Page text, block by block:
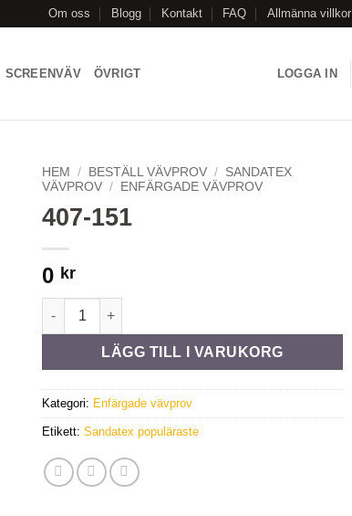
Om oss Blogg Kontakt FAQ Allmänna villkor
SCREENVÄV ÖVRIGT LOGGA IN
HEM / BESTÄLL VÄVPROV / SANDATEX
VÄVPROV / ENFÄRGADE VÄVPROV
407-151
0 kr
407-151 mängd
LÄGG TILL I VARUKORG
Kategori: Enfärgade vävprov
Etikett: Sandatex populäraste